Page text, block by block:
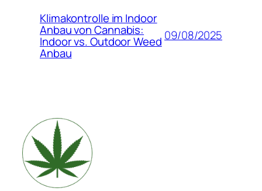
Klimakontrolle im Indoor
Anbau von Cannabis:
Indoor vs. Outdoor Weed
Anbau
09/08/2025